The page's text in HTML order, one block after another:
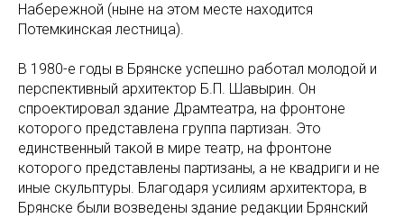
Набережной (ныне на этом месте находится
Потемкинская лестница).
В 1980-е годы в Брянске успешно работал молодой и
перспективный архитектор Б.П. Шавырин. Он
спроектировал здание Драмтеатра, на фронтоне
которого представлена группа партизан. Это
единственный такой в мире театр, на фронтоне
которого представлены партизаны, а не квадриги и не
иные скульптуры. Благодаря усилиям архитектора, в
Брянске были возведены здание редакции Брянский